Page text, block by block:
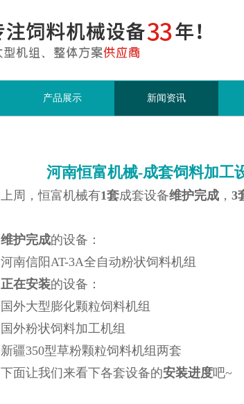
产品展示 新闻资讯
河南恒富机械-成套饲料加工
上周，恒富机械有1套成套设备维护完成 ， 3
维护完成的设备：
河南信阳AT-3A全自动粉状饲料机组
正在安装的设备：
国外大型膨化颗粒饲料机组
国外粉状饲料加工机组
新疆350型草粉颗粒饲料机组两套
下面让我们来看下各套设备的安装进度吧~